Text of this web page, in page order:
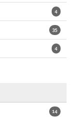
4
35
4
14